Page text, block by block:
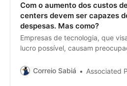
Com o aumento dos custos
centers devem ser capazes
despesas. Mas como?
Empresas de tecnologia, que
lucro possível, causam
Correio Sabiá
Associated